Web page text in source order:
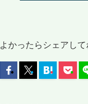
よかったらシェアして